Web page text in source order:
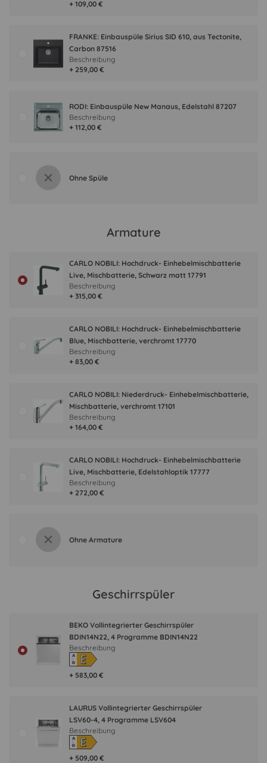
+ 109,00 €
FRANKE: Einbauspüle Sirius SID 610, aus Tectonite,
Carbon 87516
+ 259,00 €
Beschreibung
RODI: Einbauspüle New Manaus, Edelstahl 87207
+ 112,00 €
Beschreibung
Ohne Spüle
Armature
CARLO NOBILI: Hochdruck- Einhebelmischbatterie
Live, Mischbatterie, Schwarz matt 17791
+ 315,00 €
Beschreibung
CARLO NOBILI: Hochdruck- Einhebelmischbatterie
Blue, Mischbatterie, verchromt 17770
+ 83,00 €
Beschreibung
CARLO NOBILI: Niederdruck- Einhebelmischbatterie,
Mischbatterie, verchromt 17101
+ 164,00 €
Beschreibung
CARLO NOBILI: Hochdruck- Einhebelmischbatterie
Live, Mischbatterie, Edelstahloptik 17777
+ 272,00 €
Beschreibung
Ohne Armature
Geschirrspüler
BEKO Vollintegrierter Geschirrspüler
BDIN14N22, 4 Programme BDIN14N22
+ 583,00 €
A
↑G E
Beschreibung
LAURUS Vollintegrierter Geschirrspüler
LSV60-4, 4 Programme LSV604
+ 509,00 €
A
↑G E
Beschreibung